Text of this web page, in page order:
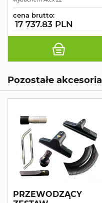
cena brutto:
17 737.83 PLN
Pozostałe akcesoria
PRZEWODZĄCY